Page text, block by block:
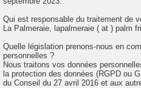
Qui est responsable du traitement de
La Palmeraie, lapalmeraie ( at ) palm
Quelle législation prenons-nous en
personnelles ?
Nous traitons vos données
la protection des données (RGPD ou
du Conseil du 27 avril 2016 et aux